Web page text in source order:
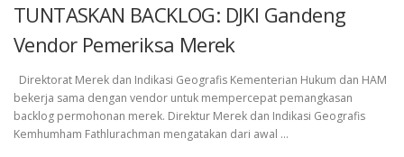
TUNTASKAN BACKLOG: DJKI Gandeng
Vendor Pemeriksa Merek
Direktorat Merek dan Indikasi Geografis Kementerian Hukum dan HAM
bekerja sama dengan vendor untuk mempercepat pemangkasan
backlog permohonan merek. Direktur Merek dan Indikasi Geografis
Kemhumham Fathlurachman mengatakan dari awal …